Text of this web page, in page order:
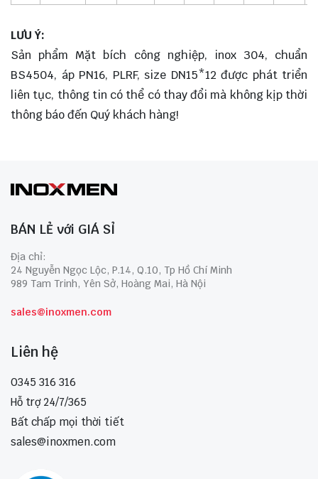
LƯU Ý:
Sản phẩm Mặt bích công nghiệp, inox 304, chuẩn
BS4504, áp PN16, PLRF, size DN15*12 được phát triển
liên tục, thông tin có thể có thay đổi mà không kịp thời
thông báo đến Quý khách hàng!
BÁN LẺ với GIÁ SỈ
Địa chỉ:
24 Nguyễn Ngọc Lộc, P.14, Q.10, Tp Hồ Chí Minh
989 Tam Trinh, Yên Sở, Hoàng Mai, Hà Nội
sales@inoxmen.com
Liên hệ
0345 316 316
Hỗ trợ 24/7/365
Bất chấp mọi thời tiết
sales@inoxmen.com